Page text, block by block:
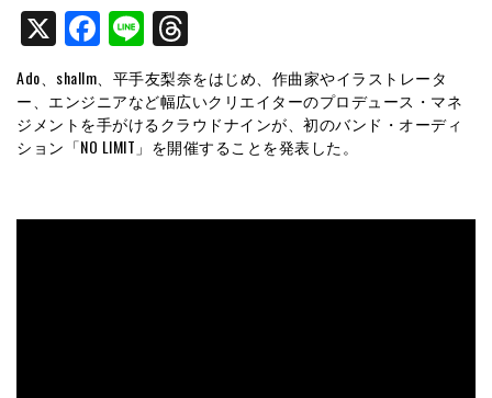
X Facebook
Line
Ado、shallm、平手友梨奈をはじめ、作曲家やイラストレータ
ー、エンジニアなど幅広いクリエイターのプロデュース・マネ
ジメントを手がけるクラウドナインが、初のバンド・オーディ
ション「NO LIMIT」を開催することを発表した。